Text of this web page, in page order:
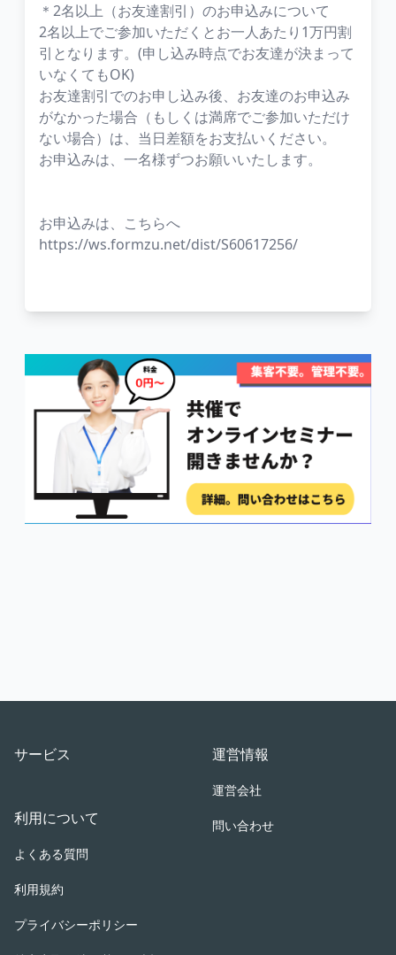
＊2名以上（お友達割引）のお申込みについて
2名以上でご参加いただくとお一人あたり1万円割
引となります。(申し込み時点でお友達が決まって
いなくてもOK)
お友達割引でのお申し込み後、お友達のお申込み
がなかった場合（もしくは満席でご参加いただけ
ない場合）は、当日差額をお支払いください。
お申込みは、一名様ずつお願いいたします。
お申込みは、こちらへ
https://ws.formzu.net/dist/S60617256/
サービス
利用について
よくある質問
利用規約
プライバシーポリシー
運営情報
運営会社
問い合わせ